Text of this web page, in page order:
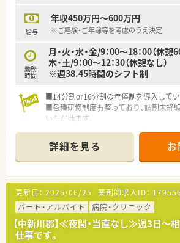
給与
年収450万円～600万円
※ご経験・ご年齢等を考慮のうえ決定
勤務
時間
月・火・水・金/9：00～18：00（休憩
木・土/9：00～12：30（休憩なし）
※週38.45時間のシフト制
■14分割or16分割の年俸制を導入してい
■各種研修制度も整っており、調剤未経
いただけます。
詳細を見る
更新日： 2026/06/25 薬剤師求人ID： 179556
パート・アルバイト
病院・クリニック
【中新川郡】≪夜間・当直なし≫週3日～
仕事です。